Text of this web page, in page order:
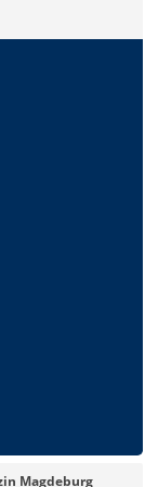
Magdeburg